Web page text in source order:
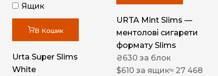
Ящик
В Кошик
Urta Super Slims
White
URTA Mint Slims —
ментолові сигарети
формату Slims
₴630 за блок
$610 за ящик≈ 27 468